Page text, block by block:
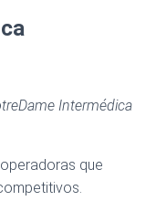
Intermédica
que